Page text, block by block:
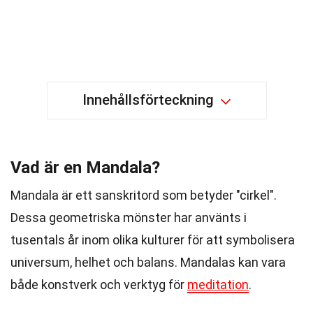
Innehållsförteckning
Vad är en Mandala?
Mandala är ett sanskritord som betyder "cirkel".
Dessa geometriska mönster har använts i
tusentals år inom olika kulturer för att symbolisera
universum, helhet och balans. Mandalas kan vara
både konstverk och verktyg för meditation.